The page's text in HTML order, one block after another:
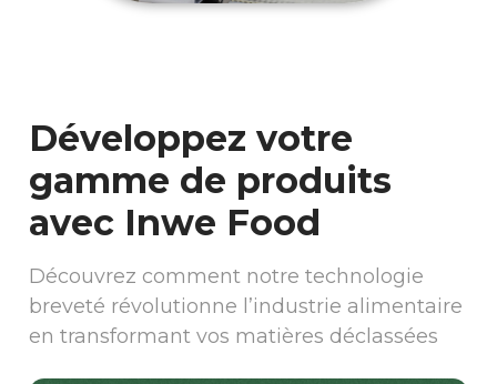
Développez votre
gamme de produits
avec Inwe Food
Découvrez comment notre technologie
breveté révolutionne l’industrie alimentaire
en transformant vos matières déclassées